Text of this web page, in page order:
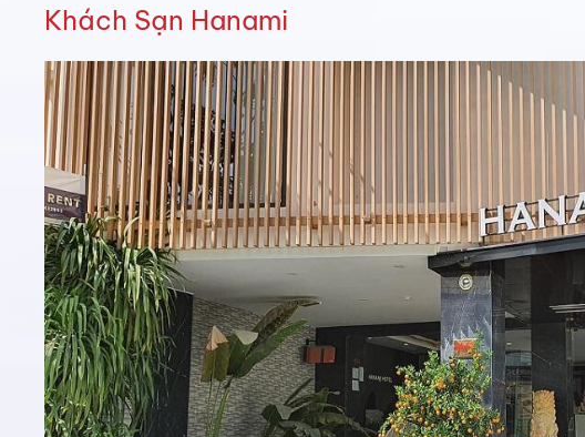
Khách Sạn Hanami